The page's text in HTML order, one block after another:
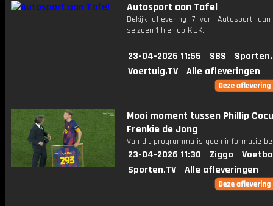
Autosport aan Tafel
Bekijk aflevering 7 van Autosport
seizoen 1 hier op KIJK.
23-04-2026 11:55 SBS
Voertuig.TV
Alle afleveringen
Mooi moment tussen Phillip
Frenkie de Jong
Van dit programma is geen informatie
23-04-2026 11:30 Ziggo
Sporten.TV
Alle afleveringen